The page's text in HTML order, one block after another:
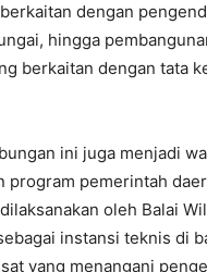
dengan
hingga
berkaitan dengan tata
ini juga menjadi
program pemerintah
oleh Balai
instansi teknis di
yang menangani